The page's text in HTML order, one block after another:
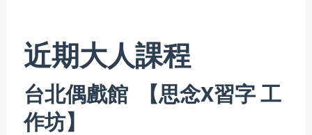
近期大人課程
台北偶戲館 【思念X習字 工
作坊】